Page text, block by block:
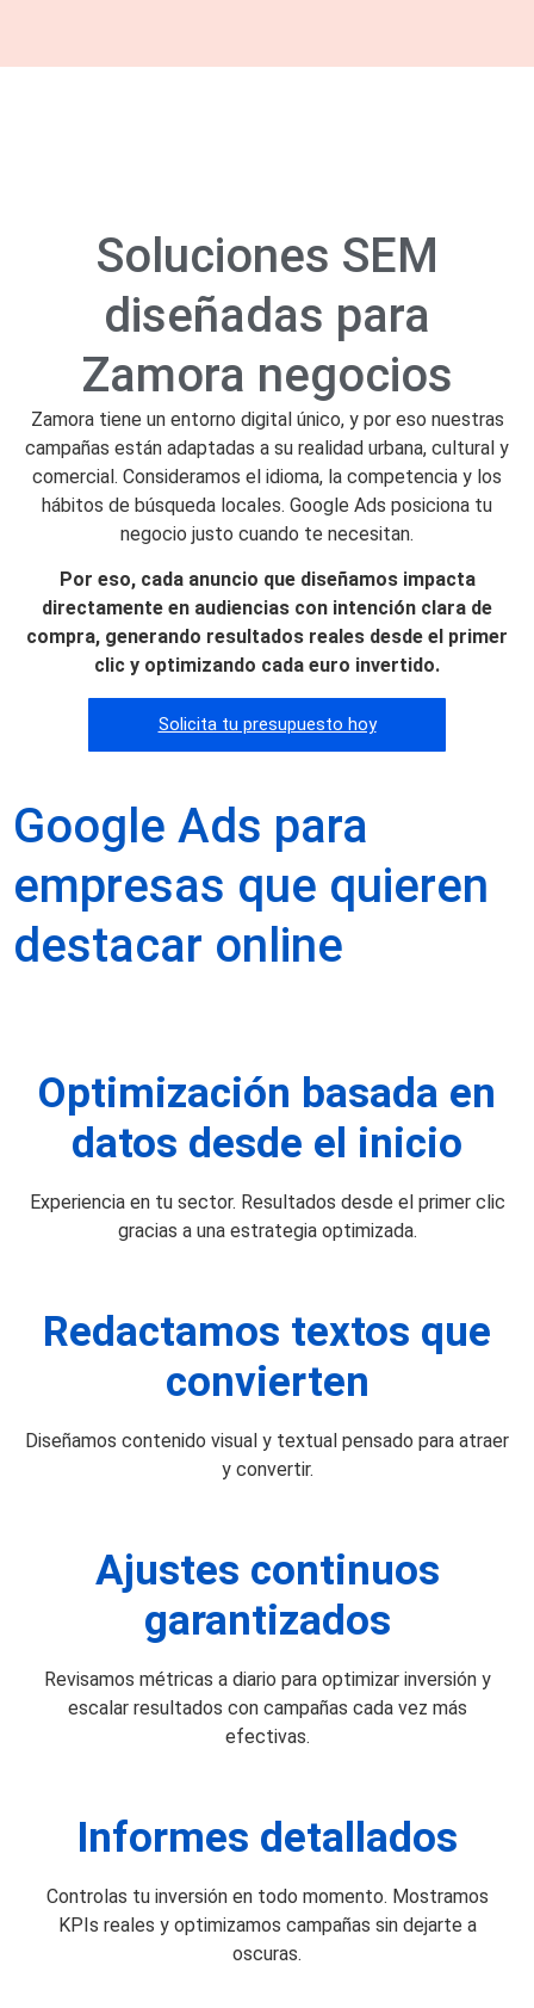
Soluciones SEM
diseñadas para
Zamora negocios
Zamora tiene un entorno digital único, y por eso nuestras
campañas están adaptadas a su realidad urbana, cultural y
comercial. Consideramos el idioma, la competencia y los
hábitos de búsqueda locales. Google Ads posiciona tu
negocio justo cuando te necesitan.
Por eso, cada anuncio que diseñamos impacta
directamente en audiencias con intención clara de
compra, generando resultados reales desde el primer
clic y optimizando cada euro invertido.
Solicita tu presupuesto hoy
Google Ads para
empresas que quieren
destacar online
Optimización basada en
datos desde el inicio
Experiencia en tu sector. Resultados desde el primer clic
gracias a una estrategia optimizada.
Redactamos textos que
convierten
Diseñamos contenido visual y textual pensado para atraer
y convertir.
Ajustes continuos
garantizados
Revisamos métricas a diario para optimizar inversión y
escalar resultados con campañas cada vez más
efectivas.
Informes detallados
Controlas tu inversión en todo momento. Mostramos
KPIs reales y optimizamos campañas sin dejarte a
oscuras.